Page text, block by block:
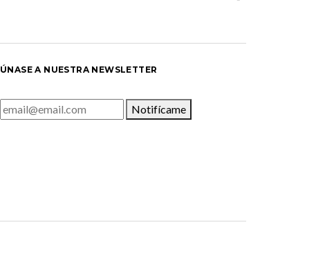
ÚNASE A NUESTRA NEWSLETTER
Notifícame